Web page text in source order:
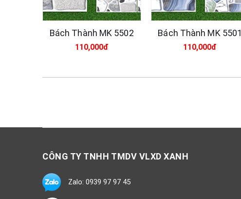
Bách Thành MK 5502
110,000đ
Bách Thành MK 5501
110,000đ
CÔNG TY TNHH TMDV VLXD XANH
Zalo: 0939 97 97 45